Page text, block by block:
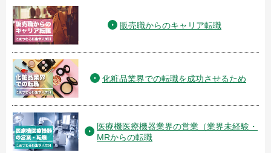
販売職からのキャリア転職
化粧品業界での転職を成功させるため
医療機医療機器業界の営業（業界未経験・
MRからの転職